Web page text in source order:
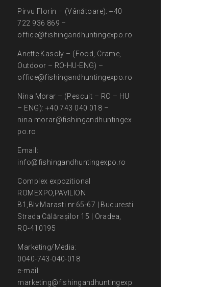
Pirvu Florin – (Vânătoare): +40
722 936 869 –
office@fishingandhuntingexpo.ro
Anette Kasoly – (Food, Crame,
Outdoor – RO-HU-ENG) –
office@fishingandhuntingexpo.ro
Nina Morar – (Pescuit – RO – HU
– ENG): +40 743 040 018 –
nina.morar@fishingandhuntingex
po.ro
Email:
info@fishingandhuntingexpo.ro
Complex expozitional
ROMEXPO,PAVILION
B1,Blv.Marasti nr.65-67 | Bucuresti
Strada Călărașilor 15 | Oradea,
RO-410195
Marketing/Media:
0040-743-040-018
e-mail:
marketing@fishingandhuntingexp